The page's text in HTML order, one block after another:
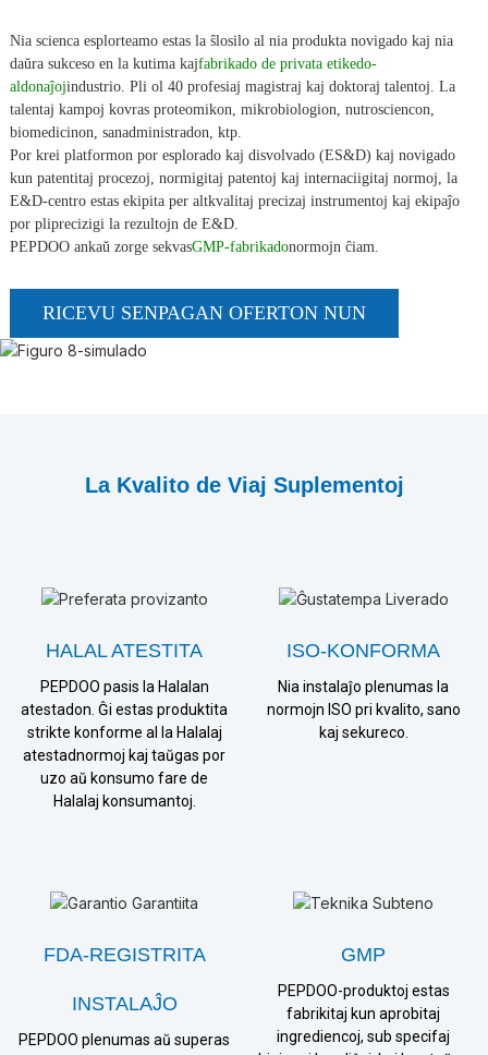
Nia scienca esplorteamo estas la ŝlosilo al nia produkta novigado kaj nia
daŭra sukceso en la kutima kajfabrikado de privata etikedo-
aldonaĵojindustrio. Pli ol 40 profesiaj magistraj kaj doktoraj talentoj. La
talentaj kampoj kovras proteomikon, mikrobiologion, nutrosciencon,
biomedicinon, sanadministradon, ktp.
Por krei platformon por esplorado kaj disvolvado (ES&D) kaj novigado
kun patentitaj procezoj, normigitaj patentoj kaj internaciigitaj normoj, la
E&D-centro estas ekipita per altkvalitaj precizaj instrumentoj kaj ekipaĵo
por pliprecizigi la rezultojn de E&D.
PEPDOO ankaŭ zorge sekvasGMP-fabrikadonormojn ĉiam.
RICEVU SENPAGAN OFERTON NUN
La Kvalito de Viaj Suplementoj
HALAL ATESTITA
PEPDOO pasis la Halalan
atestadon. Ĝi estas produktita
strikte konforme al la Halalaj
atestadnormoj kaj taŭgas por
uzo aŭ konsumo fare de
Halalaj konsumantoj.
ISO-KONFORMA
Nia instalaĵo plenumas la
normojn ISO pri kvalito, sano
kaj sekureco.
FDA-REGISTRITA
INSTALAĴO
PEPDOO plenumas aŭ superas
GMP
PEPDOO-produktoj estas
fabrikitaj kun aprobitaj
ingrediencoj, sub specifaj